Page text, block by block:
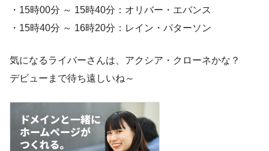
・15時00分 ～ 15時40分：オリバー・エバンス
・15時40分 ～ 16時20分：レイン・パターソン
気になるライバーさんは、アクシア・クローネかな？
デビューまで待ち遠しいね～